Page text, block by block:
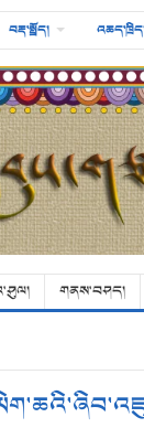
བརྡ་སྤྲོད།
གནས་བཤད།